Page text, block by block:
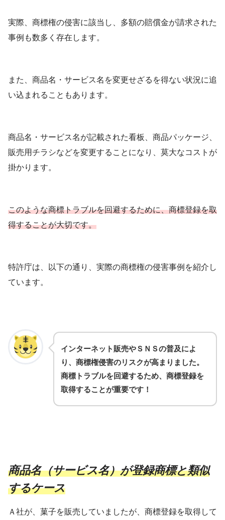
実際、商標権の侵害に該当し、多額の賠償金が請求された
事例も数多く存在します。
また、商品名・サービス名を変更せざるを得ない状況に追
い込まれることもあります。
商品名・サービス名が記載された看板、商品パッケージ、
販売用チラシなどを変更することになり、莫大なコストが
掛かります。
このような商標トラブルを回避するために、商標登録を取
得することが大切です。
特許庁は、以下の通り、実際の商標権の侵害事例を紹介し
ています。
インターネット販売やＳＮＳの普及によ
り、商標権侵害のリスクが高まりました。
商標トラブルを回避するため、商標登録を
取得することが重要です！
商品名（サービス名）が登録商標と類似
するケース
Ａ社が、菓子を販売していましたが、商標登録を取得して